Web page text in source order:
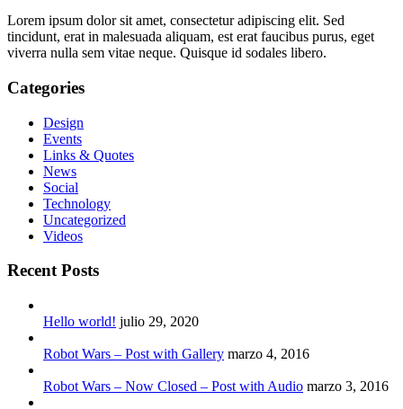
Lorem ipsum dolor sit amet, consectetur adipiscing elit. Sed
tincidunt, erat in malesuada aliquam, est erat faucibus purus, eget
viverra nulla sem vitae neque. Quisque id sodales libero.
Categories
Design
Events
Links & Quotes
News
Social
Technology
Uncategorized
Videos
Recent Posts
Hello world! julio 29, 2020
Robot Wars – Post with Gallery marzo 4, 2016
Robot Wars – Now Closed – Post with Audio marzo 3, 2016